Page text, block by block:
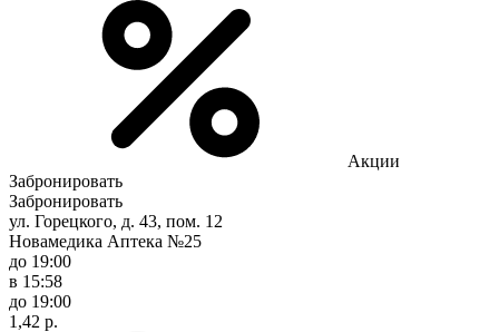
Акции
Забронировать
Забронировать
ул. Горецкого, д. 43, пом. 12
Новамедика Аптека №25
до 19:00
в 15:58
до 19:00
1,42 р.